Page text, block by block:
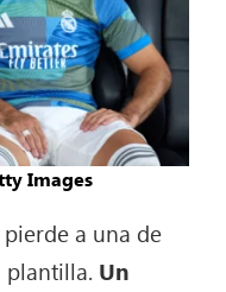
Images
a una de
plantilla. Un